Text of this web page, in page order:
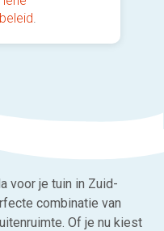
.
voor je tuin in Zuid-
combinatie van
Of je nu kiest